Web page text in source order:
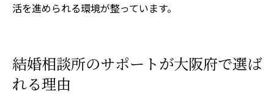
活を進められる環境が整っています。
結婚相談所のサポートが大阪府で選ば
れる理由